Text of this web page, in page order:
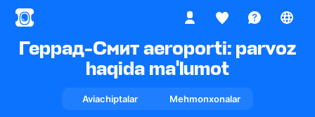
Геррад-Смит aeroporti: parvoz
haqida ma'lumot
Aviachiptalar Mehmonxonalar